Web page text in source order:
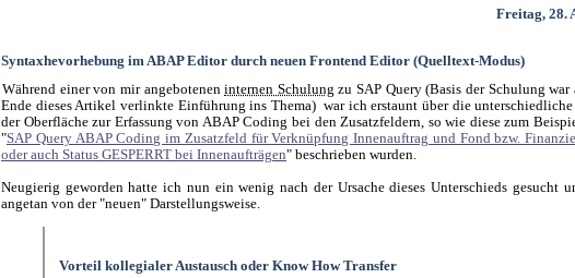
Freitag, 28.
Syntaxhevorhebung im ABAP Editor durch neuen Frontend Editor (Quelltext-Modus)
Während einer von mir angeboteneninternen Schulung zu SAP Query (Basis der Schulung war
Ende dieses Artikel verlinkte Einführung ins Thema) war ich erstaunt über die
der Oberfläche zur Erfassung von ABAP Coding bei den Zusatzfeldern, so wie diese zum
"SAP Query ABAP Coding im Zusatzfeld für Verknüpfung Innenauftrag und Fond bzw.
oder auch Status GESPERRT bei Innenaufträgen" beschrieben wurden.
Neugierig geworden hatte ich nun ein wenig nach der Ursache dieses Unterschieds gesucht
angetan von der "neuen" Darstellungsweise.
Vorteil kollegialer Austausch oder Know How Transfer